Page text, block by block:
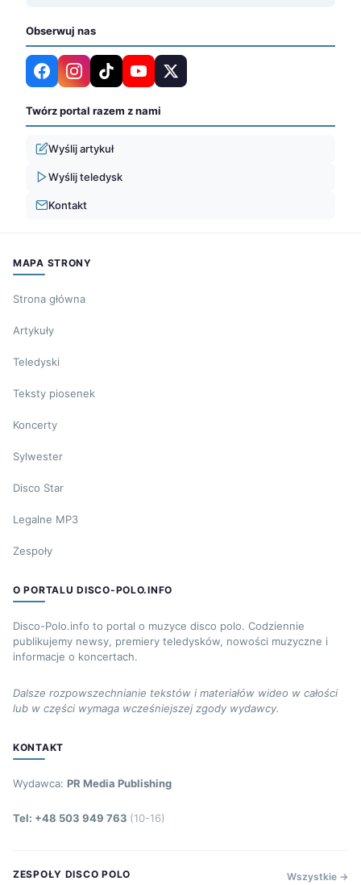
Obserwuj nas
Twórz portal razem z nami
Wyślij artykuł
Wyślij teledysk
Kontakt
MAPA STRONY
Strona główna
Artykuły
Teledyski
Teksty piosenek
Koncerty
Sylwester
Disco Star
Legalne MP3
Zespoły
O PORTALU DISCO-POLO.INFO
Disco-Polo.info to portal o muzyce disco polo. Codziennie
publikujemy newsy, premiery teledysków, nowości muzyczne i
informacje o koncertach.
Dalsze rozpowszechnianie tekstów i materiałów wideo w całości
lub w części wymaga wcześniejszej zgody wydawcy.
KONTAKT
Wydawca: PR Media Publishing
Tel: +48 503 949 763 (10-16)
ZESPOŁY DISCO POLO Wszystkie →